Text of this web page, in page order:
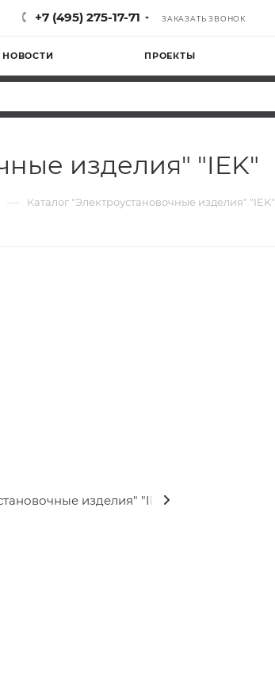
+7 (495) 275-17-71 ЗАКАЗАТЬ ЗВОНОК
НОВОСТИ ПРОЕКТЫ
изделия" "IEK"
— Каталог "Электроустановочные изделия" "IEK"